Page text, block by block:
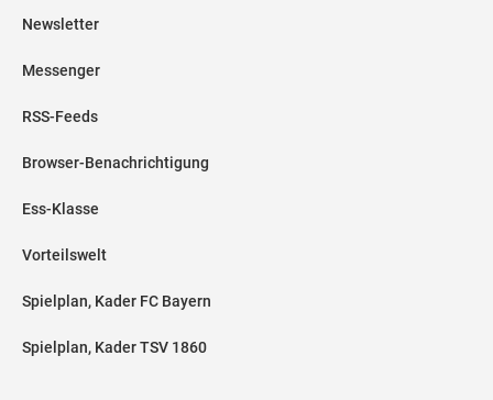
Newsletter
Messenger
RSS-Feeds
Browser-Benachrichtigung
Ess-Klasse
Vorteilswelt
Spielplan, Kader FC Bayern
Spielplan, Kader TSV 1860